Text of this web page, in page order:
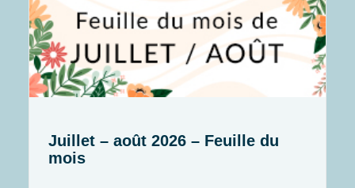
Juillet – août 2026 – Feuille du
mois